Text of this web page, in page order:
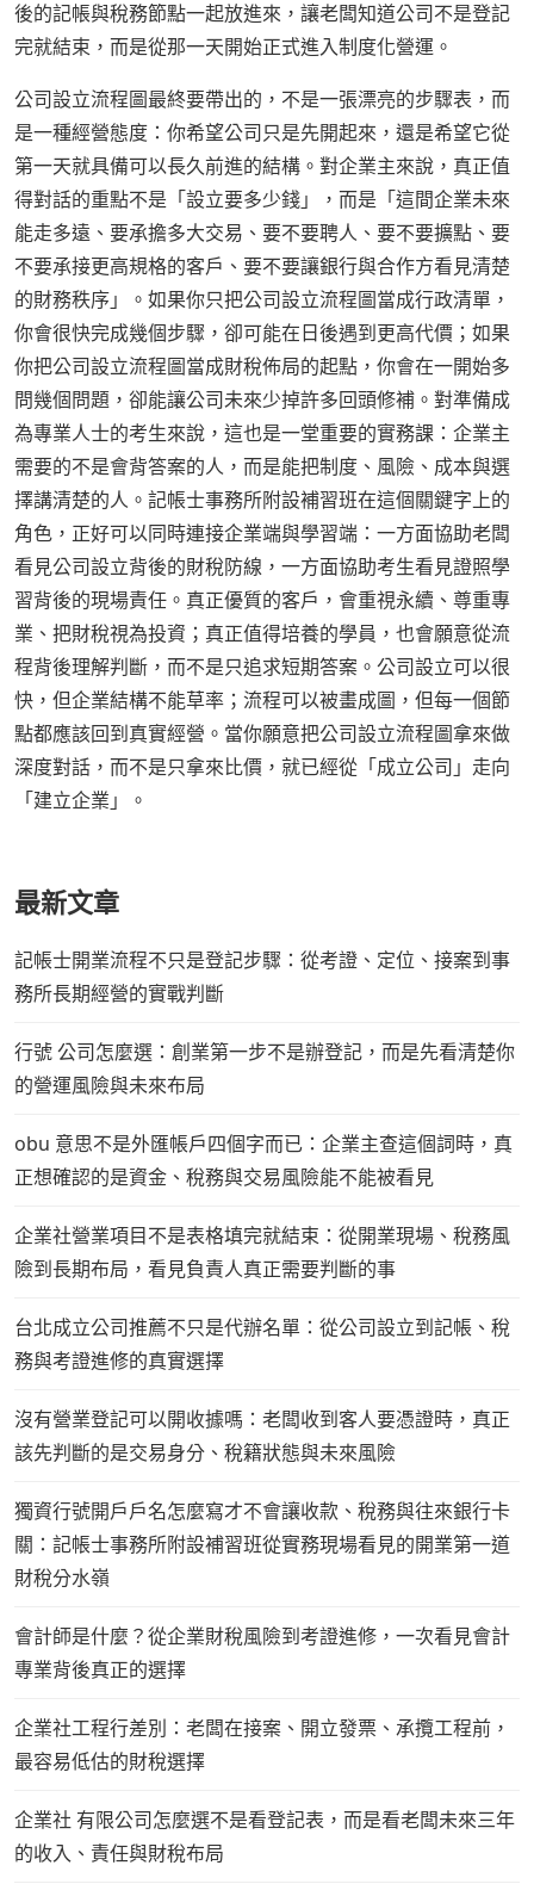
後的記帳與稅務節點一起放進來，讓老闆知道公司不是登記
完就結束，而是從那一天開始正式進入制度化營運。
公司設立流程圖最終要帶出的，不是一張漂亮的步驟表，而
是一種經營態度：你希望公司只是先開起來，還是希望它從
第一天就具備可以長久前進的結構。對企業主來說，真正值
得對話的重點不是「設立要多少錢」，而是「這間企業未來
能走多遠、要承擔多大交易、要不要聘人、要不要擴點、要
不要承接更高規格的客戶、要不要讓銀行與合作方看見清楚
的財務秩序」。如果你只把公司設立流程圖當成行政清單，
你會很快完成幾個步驟，卻可能在日後遇到更高代價；如果
你把公司設立流程圖當成財稅佈局的起點，你會在一開始多
問幾個問題，卻能讓公司未來少掉許多回頭修補。對準備成
為專業人士的考生來說，這也是一堂重要的實務課：企業主
需要的不是會背答案的人，而是能把制度、風險、成本與選
擇講清楚的人。記帳士事務所附設補習班在這個關鍵字上的
角色，正好可以同時連接企業端與學習端：一方面協助老闆
看見公司設立背後的財稅防線，一方面協助考生看見證照學
習背後的現場責任。真正優質的客戶，會重視永續、尊重專
業、把財稅視為投資；真正值得培養的學員，也會願意從流
程背後理解判斷，而不是只追求短期答案。公司設立可以很
快，但企業結構不能草率；流程可以被畫成圖，但每一個節
點都應該回到真實經營。當你願意把公司設立流程圖拿來做
深度對話，而不是只拿來比價，就已經從「成立公司」走向
「建立企業」。
最新文章
記帳士開業流程不只是登記步驟：從考證、定位、接案到事
務所長期經營的實戰判斷
行號 公司怎麼選：創業第一步不是辦登記，而是先看清楚你
的營運風險與未來布局
obu 意思不是外匯帳戶四個字而已：企業主查這個詞時，真
正想確認的是資金、稅務與交易風險能不能被看見
企業社營業項目不是表格填完就結束：從開業現場、稅務風
險到長期布局，看見負責人真正需要判斷的事
台北成立公司推薦不只是代辦名單：從公司設立到記帳、稅
務與考證進修的真實選擇
沒有營業登記可以開收據嗎：老闆收到客人要憑證時，真正
該先判斷的是交易身分、稅籍狀態與未來風險
獨資行號開戶戶名怎麼寫才不會讓收款、稅務與往來銀行卡
關：記帳士事務所附設補習班從實務現場看見的開業第一道
財稅分水嶺
會計師是什麼？從企業財稅風險到考證進修，一次看見會計
專業背後真正的選擇
企業社工程行差別：老闆在接案、開立發票、承攬工程前，
最容易低估的財稅選擇
企業社 有限公司怎麼選不是看登記表，而是看老闆未來三年
的收入、責任與財稅布局